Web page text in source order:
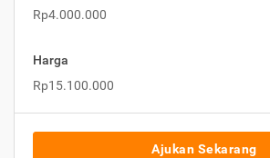
Rp4.000.000
Harga
Rp15.100.000
Ajukan Sekarang